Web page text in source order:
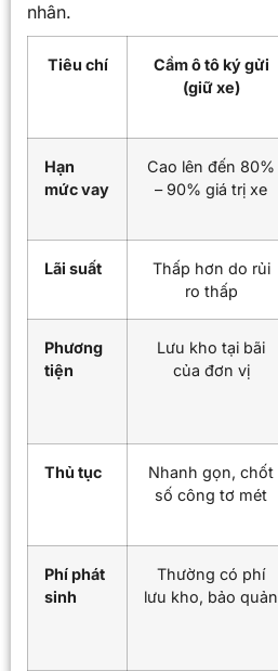
nhân.
Tiêu chí
Cầm ô tô ký gửi
(giữ xe)
Hạn
mức vay
Cao lên đến 80%
– 90% giá trị xe
Lãi suất
Thấp hơn do rủi
ro thấp
Phương
tiện
Lưu kho tại bãi
của đơn vị
Thủ tục
Nhanh gọn, chốt
số công tơ mét
Phí phát
sinh
Thường có phí
lưu kho, bảo quản